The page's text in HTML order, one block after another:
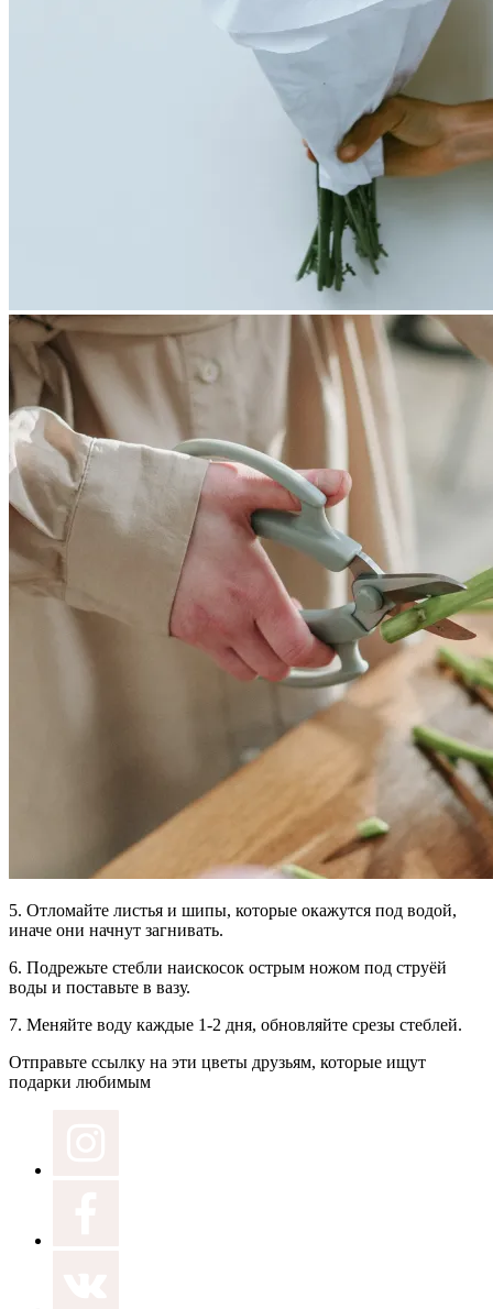
5. Отломайте листья и шипы, которые окажутся под водой,
иначе они начнут загнивать.
6. Подрежьте стебли наискосок острым ножом под струёй
воды и поставьте в вазу.
7. Меняйте воду каждые 1-2 дня, обновляйте срезы стеблей.
Отправьте ссылку на эти цветы друзьям, которые ищут
подарки любимым